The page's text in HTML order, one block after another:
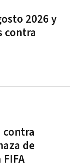
2026 y
contra
contra
de